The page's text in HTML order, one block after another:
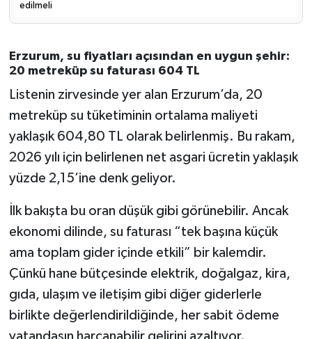
edilmeli
Erzurum, su fiyatları açısından en uygun şehir:
20 metreküp su faturası 604 TL
Listenin zirvesinde yer alan Erzurum’da, 20
metreküp su tüketiminin ortalama maliyeti
yaklaşık 604,80 TL olarak belirlenmiş. Bu rakam,
2026 yılı için belirlenen net asgari ücretin yaklaşık
yüzde 2,15’ine denk geliyor.
İlk bakışta bu oran düşük gibi görünebilir. Ancak
ekonomi dilinde, su faturası “tek başına küçük
ama toplam gider içinde etkili” bir kalemdir.
Çünkü hane bütçesinde elektrik, doğalgaz, kira,
gıda, ulaşım ve iletişim gibi diğer giderlerle
birlikte değerlendirildiğinde, her sabit ödeme